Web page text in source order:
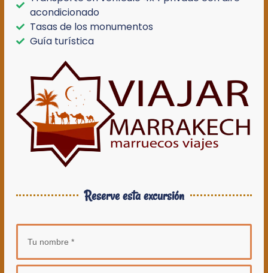
acondicionado
Tasas de los monumentos
Guía turística
Reserve esta excursión